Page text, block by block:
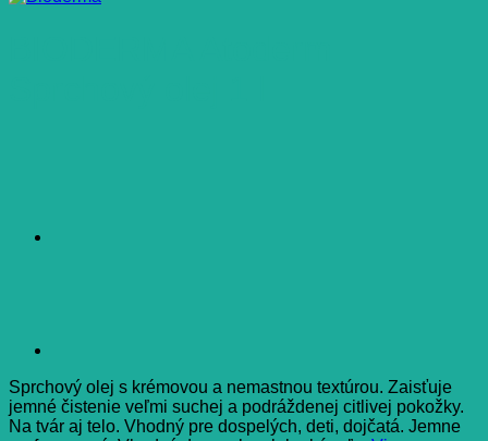
Sprchový olej s krémovou a nemastnou textúrou. Zaisťuje
jemné čistenie veľmi suchej a podráždenej citlivej pokožky.
Na tvár aj telo. Vhodný pre dospelých, deti, dojčatá. Jemne